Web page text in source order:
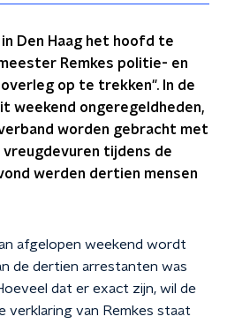
Den Haag het hoofd te
Remkes politie- en
op te trekken". In de
weekend ongeregeldheden,
worden gebracht met
tijdens de
werden dertien mensen
afgelopen weekend wordt
de dertien arrestanten was
dat er exact zijn, wil de
verklaring van Remkes staat